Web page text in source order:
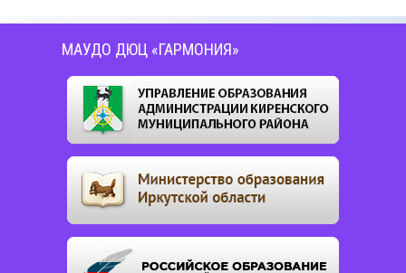
МАУДО ДЮЦ «ГАРМОНИЯ»